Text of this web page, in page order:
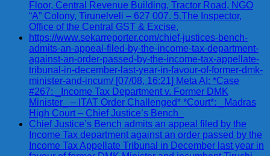
Floor, Central Revenue Building, Tractor Road, NGO
“A” Colony, Tirunelveli – 627 007. 5.The Inspector,
Office of the Central GST & Excise,
https://www.sekarreporter.com/chief-justices-bench-
admits-an-appeal-filed-by-the-income-tax-department-
against-an-order-passed-by-the-income-tax-appellate-
tribunal-in-december-last-year-in-favour-of-former-dmk-
minister-and-incum/ [07/08, 16:21] Meta AI: *Case
#267: _Income Tax Department v. Former DMK
Minister_ – ITAT Order Challenged* *Court*: _Madras
High Court – Chief Justice’s Bench_
Chief Justice’s Bench admits an appeal filed by the
Income Tax department against an order passed by the
Income Tax Appellate Tribunal in December last year in